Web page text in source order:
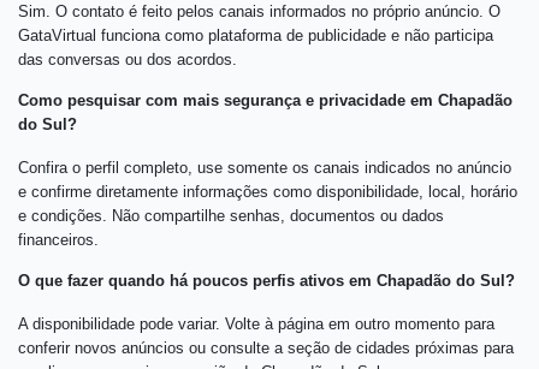
Sim. O contato é feito pelos canais informados no próprio anúncio. O
GataVirtual funciona como plataforma de publicidade e não participa
das conversas ou dos acordos.
Como pesquisar com mais segurança e privacidade em Chapadão
do Sul?
Confira o perfil completo, use somente os canais indicados no anúncio
e confirme diretamente informações como disponibilidade, local, horário
e condições. Não compartilhe senhas, documentos ou dados
financeiros.
O que fazer quando há poucos perfis ativos em Chapadão do Sul?
A disponibilidade pode variar. Volte à página em outro momento para
conferir novos anúncios ou consulte a seção de cidades próximas para